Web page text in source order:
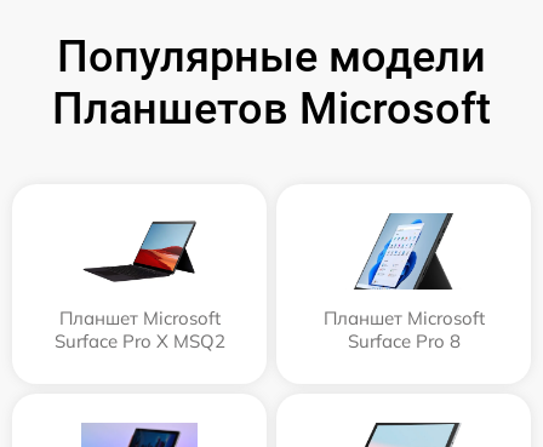
Популярные модели
Планшетов Microsoft
Планшет Microsoft
Surface Pro X MSQ2
Планшет Microsoft
Surface Pro 8